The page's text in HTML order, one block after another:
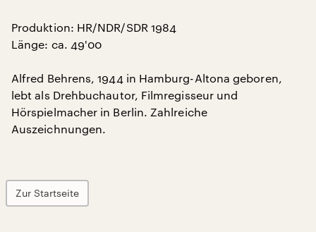
Produktion: HR/NDR/SDR 1984
Länge: ca. 49'00
Alfred Behrens, 1944 in Hamburg-Altona geboren,
lebt als Drehbuchautor, Filmregisseur und
Hörspielmacher in Berlin. Zahlreiche
Auszeichnungen.
Zur Startseite